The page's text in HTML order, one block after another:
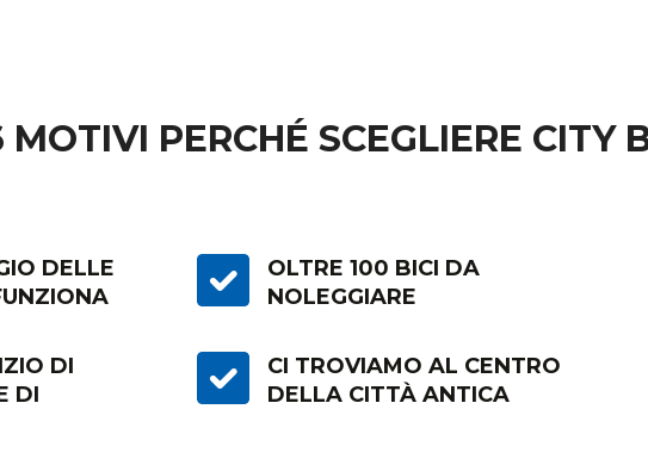
MOTIVI PERCHÉ SCEGLIERE CITY
DELLE
OLTRE 100 BICI DA
NOLEGGIARE
DI
DI
CI TROVIAMO AL CENTRO
DELLA CITTÀ ANTICA